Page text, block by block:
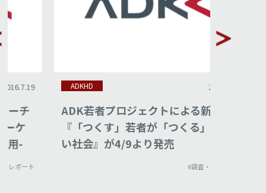
ADKHD
ADK若者プロジェクトによる新書籍
『「つくす」若者が「つくる」新し
い社会』が4/9より発売
#調査・レポート